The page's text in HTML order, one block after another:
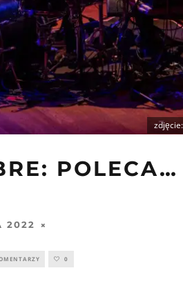
POLECA…
2022
0